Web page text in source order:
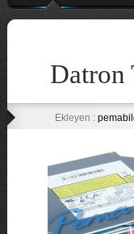
Datron
Ekleyen :